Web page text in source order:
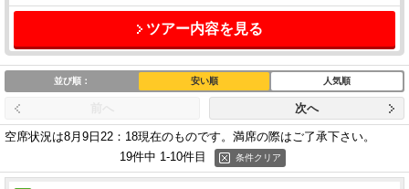
ツアー内容を見る
並び順： 安い順 人気順
次へ
空席状況は8月9日22：18現在のものです。 満席の際はご了承下さい。
19件中 1-10件目
条件クリア